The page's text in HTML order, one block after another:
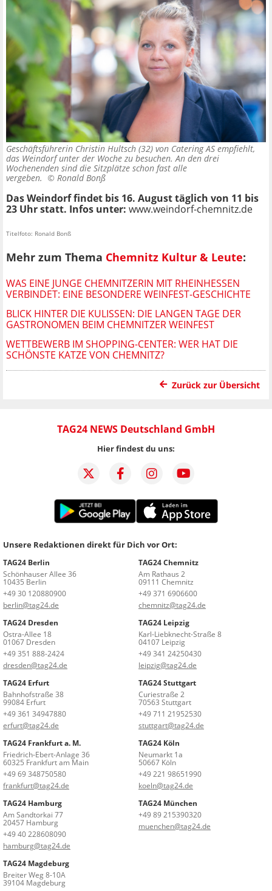
Geschäftsführerin Christin Hultsch (32) von Catering AS empfiehlt,
das Weindorf unter der Woche zu besuchen. An den drei
Wochenenden sind die Sitzplätze schon fast alle
vergeben. © Ronald Bonß
Das Weindorf findet bis 16. August täglich von 11 bis
23 Uhr statt. Infos unter: www.weindorf-chemnitz.de
Titelfoto: Ronald Bonß
Mehr zum Thema Chemnitz Kultur & Leute:
WAS EINE JUNGE CHEMNITZERIN MIT RHEINHESSEN
VERBINDET: EINE BESONDERE WEINFEST-GESCHICHTE
BLICK HINTER DIE KULISSEN: DIE LANGEN TAGE DER
GASTRONOMEN BEIM CHEMNITZER WEINFEST
WETTBEWERB IM SHOPPING-CENTER: WER HAT DIE
SCHÖNSTE KATZE VON CHEMNITZ?
Zurück zur Übersicht
TAG24 NEWS Deutschland GmbH
Hier findest du uns:
Unsere Redaktionen direkt für Dich vor Ort:
TAG24 Berlin
Schönhauser Allee 36
10435 Berlin
+49 30 120880900
berlin@tag24.de
TAG24 Chemnitz
Am Rathaus 2
09111 Chemnitz
+49 371 6906600
chemnitz@tag24.de
TAG24 Dresden
Ostra-Allee 18
01067 Dresden
+49 351 888-2424
dresden@tag24.de
TAG24 Leipzig
Karl-Liebknecht-Straße 8
04107 Leipzig
+49 341 24250430
leipzig@tag24.de
TAG24 Erfurt
Bahnhofstraße 38
99084 Erfurt
+49 361 34947880
erfurt@tag24.de
TAG24 Stuttgart
Curiestraße 2
70563 Stuttgart
+49 711 21952530
stuttgart@tag24.de
TAG24 Frankfurt a. M.
Friedrich-Ebert-Anlage 36
60325 Frankfurt am Main
+49 69 348750580
frankfurt@tag24.de
TAG24 Köln
Neumarkt 1a
50667 Köln
+49 221 98651990
koeln@tag24.de
TAG24 Hamburg
Am Sandtorkai 77
20457 Hamburg
+49 40 228608090
hamburg@tag24.de
TAG24 München
+49 89 215390320
muenchen@tag24.de
TAG24 Magdeburg
Breiter Weg 8-10A
39104 Magdeburg